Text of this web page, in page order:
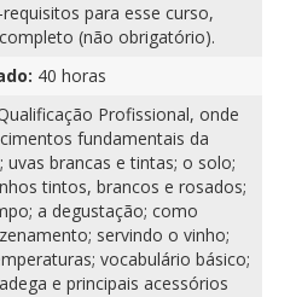
para esse curso,
(não obrigatório).
40 horas
Profissional, onde
fundamentais da
brancas e tintas; o solo;
tintos, brancos e rosados;
a degustação; como
servindo o vinho;
vocabulário básico;
e principais acessórios